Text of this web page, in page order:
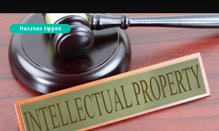
Hasznos tippek